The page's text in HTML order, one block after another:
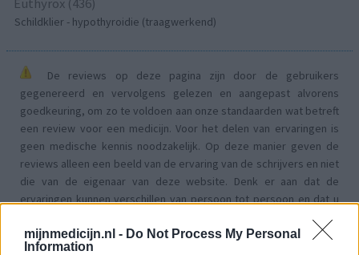
mijnmedicijn.nl - Do Not Process My Personal
Information
Schildklier - hypothyroidie (traagwerkend)
De reviews op deze pagina zijn door de gebruikers
gegenereerd en vervolgens gelezen en aangepast alvorens
goedkeuring, om zo te voldoen aan onze standaarden wat betreft
een review voor een medicijn. Voor het delen van ervaringen is
geen medische kennis noodzakelijk. Op deze manier geven de
reviews alleen een beeld van de ervaring van de schrijvers en niet
die van de eigenaar van deze website. Denk er aan dat de
ervaringen kunnen verschillen van persoon tot persoon en dat u
voor medisch advies altijd contact op moet nemen met uw arts of
apotheker.